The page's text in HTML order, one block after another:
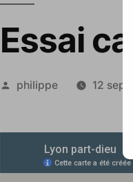
Essai
Publié
philippe 12